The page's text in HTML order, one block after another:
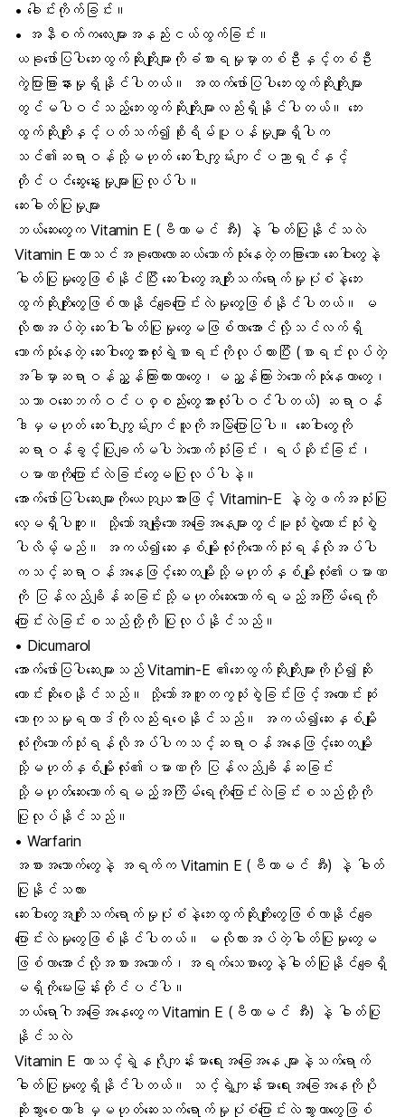
• ခေါင်းကိုက်ခြင်း။
• အနီစက်ကလေးများအနည်းငယ်ထွက်ခြင်း။
ယခုဖော်ပြပါဘေးထွက်ဆိုးကျိုးများကိုခံစားရမှုမှာတစ်ဦးနှင့်တစ်ဦး
ကွဲပြားခြားနားမှုရှိနိုင်ပါတယ်။ အထက်ဖော်ပြပါဘေးထွက်ဆိုးကျိုးများ
တွင်မပါဝင်သည့်ဘေးထွက်ဆိုးကျိုးများလည်းရှိနိုင်ပါတယ်။ ဘေး
ထွက်ဆိုးကျိုးနှင့်ပတ်သက်၍စိုးရိမ်ပူပန်မှုများရှိပါက
သင်၏ဆရာဝန်သို့မဟုတ် ဆေးဝါးကျွမ်းကျင်ပညာရှင်နှင့်
တိုင်ပင်ဆွေးနွေးမှုများပြုလုပ်ပါ။
ဆေးဓါတ်ပြုမှုများ
ဘယ်ဆေးတွေက Vitamin E (ဗီတာမင် အီး) နဲ့ ဓါတ်ပြုနိုင်သလဲ
Vitamin Eဟာသင်အခုလောလောဆယ်သောက်သုံးနေတဲ့တခြားသော ဆေးဝါးတွေနဲ့
ဓါတ်ပြုမှုတွေဖြစ်နိုင်ပြီး ဆေးဝါးတွေအကျိုးသက်ရောက်မှုပုံစံနဲ့ဘေး
ထွက်ဆိုးကျိုးတွေဖြစ်လာနိုင်ချေပြောင်းလဲမှုတွေဖြစ်နိုင်ပါတယ်။ မ
လိုလားအပ်တဲ့ ဆေးဝါးဓါတ်ပြုမှုတွေမဖြစ်လာအောင်လို့သင်လက်ရှိ
သောက်သုံးနေတဲ့ ဆေးဝါးတွေအားလုံးရဲ့စာရင်းကိုလုပ်ထားပြီး (စာရင်းလုပ်တဲ့
အခါမှာဆရာဝန်ညွှန်ကြားထားတာတွေ၊မညွှန်ကြားဘဲသောက်သုံးနေတာတွေ၊
သဘာဝဆေးဘက်ဝင်ပစ္စည်းတွေအားလုံးပါဝင်ပါတယ်) ဆရာဝန်
ဒါမှမဟုတ် ဆေးဝါးကျွမ်းကျင်သူကိုအမြဲပြောပြပါ။ ဆေးဝါးတွေကို
ဆရာဝန်ခွင့်ပြုချက်မပါဘဲသောက်သုံးခြင်း၊ရပ်ဆိုင်းခြင်း၊
ပမာဏကိုပြောင်းလဲခြင်းတွေမပြုလုပ်ပါနဲ့။
အောက်ဖော်ပြပါဆေးများကိုယေဘုယျအားဖြင့် Vitamin-E နဲ့တွဲဖက်အသုံးပြု
လေ့မရှိပါဘူး။ သို့သော်အချို့သောအခြေအနေများတွင်မူသုံးစွဲကောင်းသုံးစွဲ
ပါလိမ့်မည်။ အကယ်၍ဆေးနှစ်မျိုးလုံးကိုသောက်သုံးရန်လိုအပ်ပါ
ကသင့်ဆရာဝန်အနေဖြင့်ဆေးတမျိုးသို့မဟုတ်နှစ်မျိုးလုံး၏ပမာဏ
ကို ပြန်လည်ချိန်ဆခြင်းသို့မဟုတ်ဆေးသောက်ရမည့်အကြိမ်ရေကို
ပြောင်းလဲခြင်းစသည်တို့ကို ပြုလုပ်နိုင်သည်။
• Dicumarol
အောက်ဖော်ပြပါဆေးများသည် Vitamin-E ၏ဘေးထွက်ဆိုးကျိုးများကိုပို၍ဆိုး
ကောင်းဆိုးစေနိုင်သည်။ သို့သော်အတူတကွသုံးစွဲခြင်းဖြင့်အကောင်းဆုံး
သောကုသမှုရလာဒ်ကိုလည်းရစေနိုင်သည်။ အကယ်၍ဆေးနှစ်မျိုး
လုံးကိုသောက်သုံးရန်လိုအပ်ပါကသင့်ဆရာဝန်အနေဖြင့်ဆေးတမျိုး
သို့မဟုတ်နှစ်မျိုးလုံး၏ပမာဏကို ပြန်လည်ချိန်ဆခြင်း
သို့မဟုတ်ဆေးသောက်ရမည့်အကြိမ်ရေကိုပြောင်းလဲခြင်းစသည်တို့ကို
ပြုလုပ်နိုင်သည်။
• Warfarin
အစားအသောက်တွေနဲ့ အရက်က Vitamin E (ဗီတာမင် အီး) နဲ့ ဓါတ်
ပြုနိုင်သလား
ဆေးဝါးတွေအကျိုးသက်ရောက်မှုပုံစံနဲ့ဘေးထွက်ဆိုးကျိုးတွေဖြစ်လာနိုင်ချေ
ပြောင်းလဲမှုတွေဖြစ်နိုင်ပါတယ်။ မလိုလားအပ်တဲ့ဓါတ်ပြုမှုတွေမ
ဖြစ်လာအောင်လို့အစားအသောက်၊အရက်သေစာတွေနဲ့ဓါတ်ပြုနိုင်ချေရှိ
မရှိကိုမေးမြန်းတိုင်ပင်ပါ။
ဘယ်ရောဂါအခြေအနေတွေက Vitamin E (ဗီတာမင် အီး) နဲ့ ဓါတ်ပြု
နိုင်သလဲ
Vitamin E ဟာသင့်ရဲ့နဂိုကျန်းမာရေးအခြေအနေ များနဲ့သက်ရောက်
ဓါတ်ပြုမှုတွေရှိနိုင်ပါတယ်။ သင့်ရဲ့ကျန်းမာရေးအခြေအနေကိုပို
ဆိုးသွားစေတာဒါမှမဟုတ်ဆေးသက်ရောက်မှုပုံစံပြောင်းလဲသွားတာတွေဖြစ်